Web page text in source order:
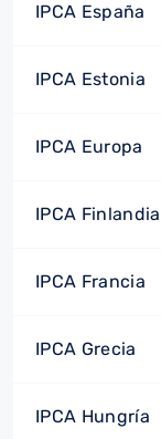
IPCA España
IPCA Estonia
IPCA Europa
IPCA Finlandia
IPCA Francia
IPCA Grecia
IPCA Hungría